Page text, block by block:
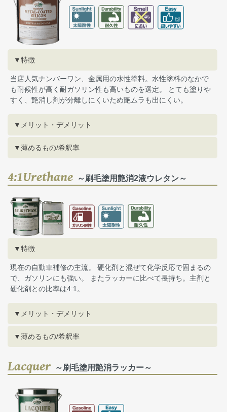
▼特徴
当店人気ナンバーワン、金属用の水性塗料。水性塗料のなかで
も耐候性が高く耐ガソリン性も高いものを選定。 とても塗りや
すく、艶消し剤が分離しにくいため艶ムラも出にくい。
▼メリット・デメリット
▼薄めるもの/希釈率
4:1Urethane ～刷毛塗用艶消2液ウレタン～
▼特徴
現在の自動車補修の主流。 硬化剤と混ぜて化学反応で固まるの
で、ガソリンにも強い。 またラッカーに比べて長持ち。主剤と
硬化剤との比率は4:1。
▼メリット・デメリット
▼薄めるもの/希釈率
Lacquer～刷毛塗用艶消ラッカー～